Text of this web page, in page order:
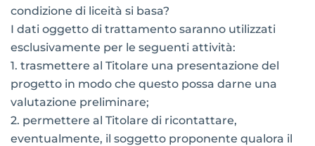
condizione di liceità si basa?
I dati oggetto di trattamento saranno utilizzati
esclusivamente per le seguenti attività:
1. trasmettere al Titolare una presentazione del
progetto in modo che questo possa darne una
valutazione preliminare;
2. permettere al Titolare di ricontattare,
eventualmente, il soggetto proponente qualora il